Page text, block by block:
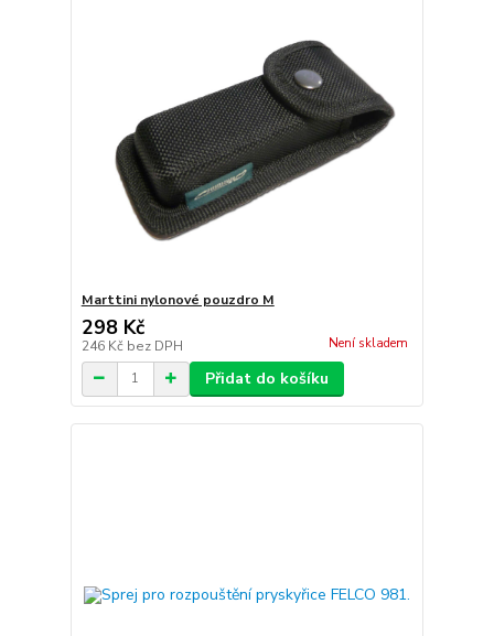
Marttini nylonové pouzdro M
298 Kč
246 Kč bez DPH Není skladem
Přidat do košíku